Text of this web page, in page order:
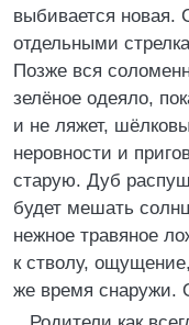
выбивается новая.
отдельными
Позже вся
зелёное одеяло,
и не ляжет,
неровности и
старую. Дуб
будет мешать
нежное травяное
к стволу,
же время снаружи.